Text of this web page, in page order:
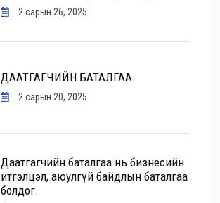
2 сарын 26, 2025
ДААТГАГЧИЙН БАТАЛГАА
2 сарын 20, 2025
Даатгагчийн баталгаа нь бизнесийн
итгэлцэл, аюулгүй байдлын баталгаа
болдог.